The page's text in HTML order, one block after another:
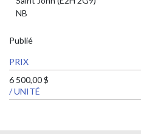
NB
Publié
PRIX
6 500,00 $
/ UNITÉ